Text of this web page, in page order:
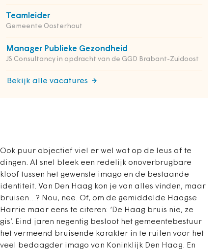
Teamleider
Gemeente Oosterhout
Manager Publieke Gezondheid
JS Consultancy in opdracht van de GGD Brabant-Zuidoost
Bekijk alle vacatures
Ook puur objectief viel er wel wat op de leus af te
dingen. Al snel bleek een redelijk onoverbrugbare
kloof tussen het gewenste imago en de bestaande
identiteit. Van Den Haag kon je van alles vinden, maar
bruisen…? Nou, nee. Of, om de gemiddelde Haagse
Harrie maar eens te citeren: ‘De Haag bruis nie, ze
gis’. Eind jaren negentig besloot het gemeentebestuur
het vermeend bruisende karakter in te ruilen voor het
veel bedaagder imago van Koninklijk Den Haag. En